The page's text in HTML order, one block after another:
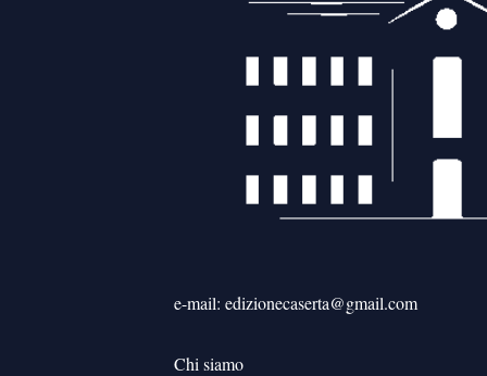
e-mail: edizionecaserta@gmail.com
Chi siamo